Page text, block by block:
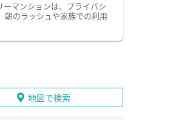
マンションは、プライバシ
朝のラッシュや家族での利用
地図で検索